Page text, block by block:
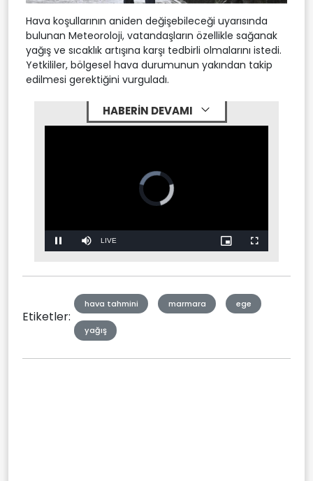
Hava koşullarının aniden değişebileceği uyarısında
bulunan Meteoroloji, vatandaşların özellikle sağanak
yağış ve sıcaklık artışına karşı tedbirli olmalarını istedi.
Yetkililer, bölgesel hava durumunun yakından takip
edilmesi gerektiğini vurguladı.
HABERİN DEVAMI
Video
Player
is
loading.
Pause Mute Stream
LIVE
Picture-
in-
Fullscreen
Etiketler:
hava tahmini marmara ege
yağış